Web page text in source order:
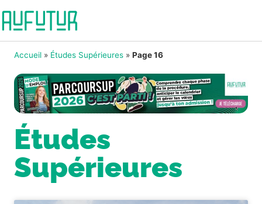
Accueil » Études Supérieures » Page 16
Études
Supérieures